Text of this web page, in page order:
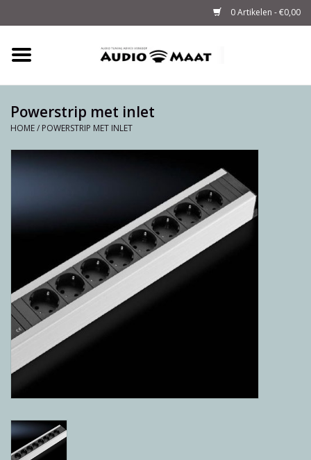
0 Artikelen - €0,00
Tuning
Powerstrips
Reviews
Merken
Powerstrip met inlet
HOME/ POWERSTRIP MET INLET